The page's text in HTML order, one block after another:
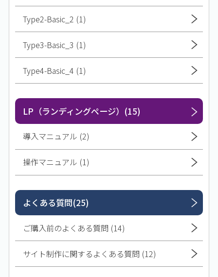
Type2-Basic_2 (1)
Type3-Basic_3 (1)
Type4-Basic_4 (1)
LP（ランディングページ）(15)
導入マニュアル (2)
操作マニュアル (1)
よくある質問(25)
ご購入前のよくある質問 (14)
サイト制作に関するよくある質問 (12)